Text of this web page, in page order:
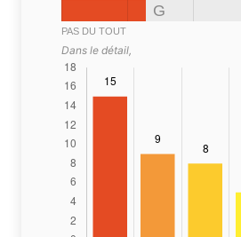
G
PAS DU TOUT
Dans le détail,